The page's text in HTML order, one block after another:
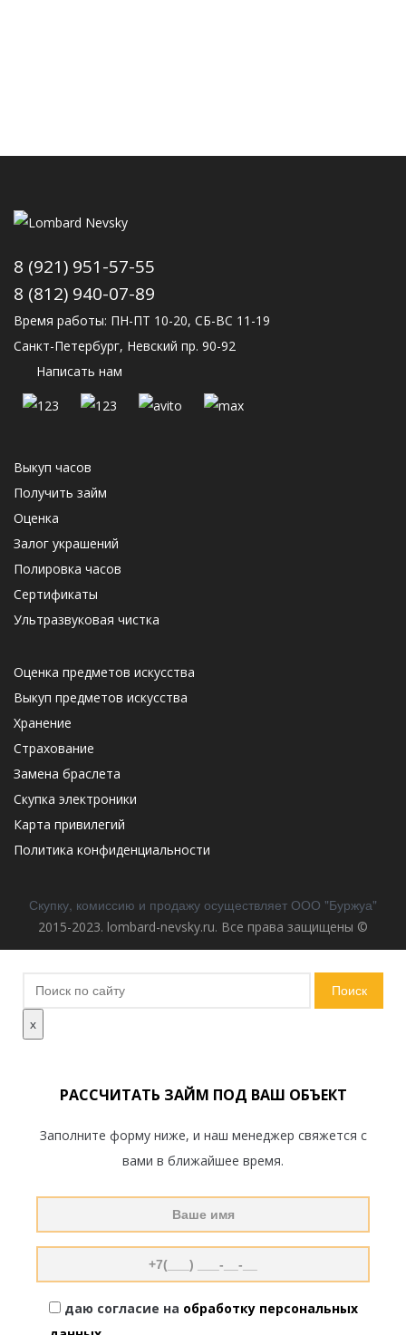
8 (921) 951-57-55
8 (812) 940-07-89
Время работы: ПН-ПТ 10-20, СБ-ВС 11-19
Санкт-Петербург, Невский пр. 90-92
Написать нам
Выкуп часов
Получить займ
Оценка
Залог украшений
Полировка часов
Сертификаты
Ультразвуковая чистка
Оценка предметов искусства
Выкуп предметов искусства
Хранение
Страхование
Замена браслета
Скупка электроники
Карта привилегий
Политика конфиденциальности
Скупку, комиссию и продажу осуществляет ООО "Буржуа"
2015-2023. lombard-nevsky.ru. Все права защищены ©
Поиск
по
сайту
x
РАССЧИТАТЬ ЗАЙМ ПОД ВАШ ОБЪЕКТ
Заполните форму ниже, и наш менеджер свяжется с
вами в ближайшее время.
даю согласие на обработку персональных